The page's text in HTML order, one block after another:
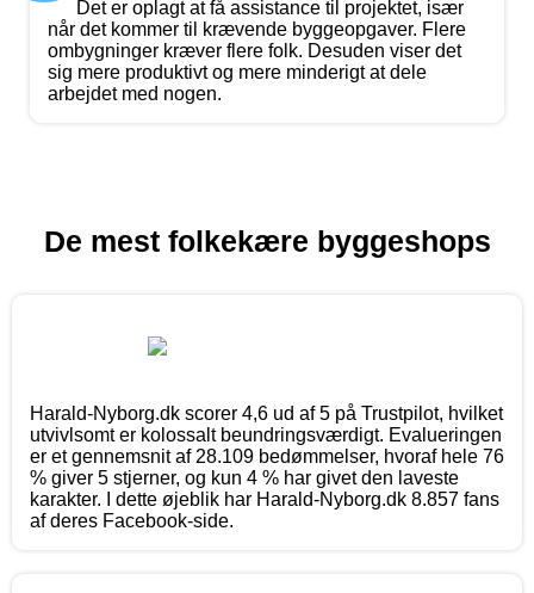
Det er oplagt at få assistance til projektet, især
når det kommer til krævende byggeopgaver. Flere
ombygninger kræver flere folk. Desuden viser det
sig mere produktivt og mere minderigt at dele
arbejdet med nogen.
De mest folkekære byggeshops
Harald-Nyborg.dk scorer 4,6 ud af 5 på Trustpilot, hvilket
utvivlsomt er kolossalt beundringsværdigt. Evalueringen
er et gennemsnit af 28.109 bedømmelser, hvoraf hele 76
% giver 5 stjerner, og kun 4 % har givet den laveste
karakter. I dette øjeblik har Harald-Nyborg.dk 8.857 fans
af deres Facebook-side.